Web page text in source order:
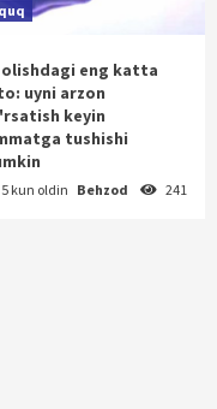
olishdagi eng katta
uyni arzon
keyin
tushishi
5 kun oldin Behzod 241